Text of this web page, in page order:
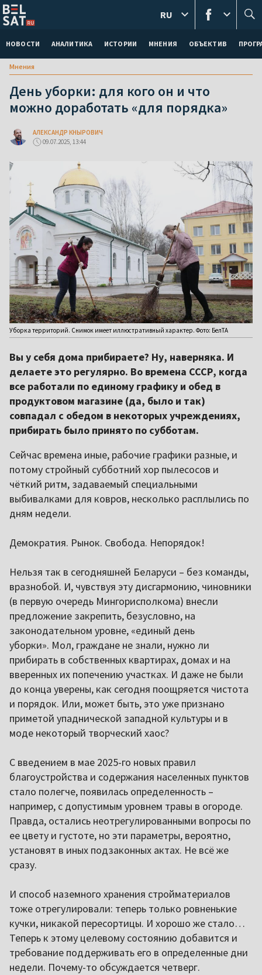
НОВОСТИ АНАЛИТИКА ИСТОРИИ МНЕНИЯ ОБЪЕКТИВ
RU
Мнения
День уборки: для кого он и что
можно доработать «для порядка»
АЛЕКСАНДР КНЫРОВИЧ
09.07.2025, 13:44
Уборка территорий. Снимок имеет иллюстративный характер. Фото: БелТА
Вы у себя дома прибираете? Ну, наверняка. И
делаете это регулярно. Во времена СССР, когда
все работали по единому графику и обед в
продуктовом магазине (да, было и так)
совпадал с обедом в некоторых учреждениях,
прибирать было принято по субботам.
Сейчас времена иные, рабочие графики разные, и
потому стройный субботний хор пылесосов и
чёткий ритм, задаваемый специальными
выбивалками для ковров, несколько расплылись по
дням недели.
Демократия. Рынок. Свобода. Непорядок!
Нельзя так в сегодняшней Беларуси – без команды,
вразнобой. И, чувствуя эту дисгармонию, чиновники
(в первую очередь Мингорисполкома) внесли
предложение закрепить, безусловно, на
законодательном уровне, «единый день
уборки». Мол, граждане не знали, нужно ли
прибирать в собственных квартирах, домах и на
вверенных их попечению участках. И даже не были
до конца уверены, как сегодня поощряется чистота
и порядок. Или, может быть, это уже признано
приметой упаднической западной культуры и в
моде некоторый творческий хаос?
С введением в мае 2025-го новых правил
благоустройства и содержания населенных пунктов
стало полегче, появилась определенность –
например, с допустимым уровнем травы в огороде.
Правда, остались неотрегулированными вопросы по
ее цвету и густоте, но эти параметры, вероятно,
установят в иных подзаконных актах. Не всё же
сразу.
И способ наземного хранения стройматериалов
тоже отрегулировали: теперь только ровненькие
кучки, никакой пересортицы. И хорошо же стало…
Теперь к этому целевому состоянию добавится и
требование поддерживать его в определенные дни
недели. Почему-то обсуждается четверг.